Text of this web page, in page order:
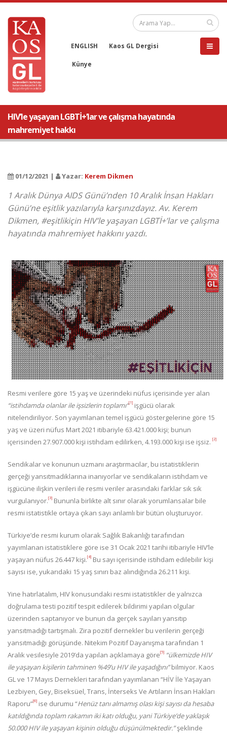
ENGLISH Kaos GL Dergisi
Künye
HIV’le yaşayan LGBTİ+’lar ve çalışma hayatında
mahremiyet hakkı
01/12/2021 | Yazar: Kerem Dikmen
1 Aralık Dünya AIDS Günü’nden 10 Aralık İnsan Hakları
Günü’ne eşitlik yazılarıyla karşınızdayız. Av. Kerem
Dikmen, #eşitlikiçin HIV’le yaşayan LGBTİ+’lar ve çalışma
hayatında mahremiyet hakkını yazdı.
Resmi verilere göre 15 yaş ve üzerindeki nüfus içerisinde yer alan
“istihdamda olanlar ile işsizlerin toplamı“[1] işgücü olarak
nitelendiriliyor. Son yayımlanan temel işgücü göstergelerine göre 15
yaş ve üzeri nüfus Mart 2021 itibariyle 63.421.000 kişi; bunun
içerisinden 27.907.000 kişi istihdam edilirken, 4.193.000 kişi ise işsiz. [2]
Sendikalar ve konunun uzmanı araştırmacılar, bu istatistiklerin
gerçeği yansıtmadıklarına inanıyorlar ve sendikaların istihdam ve
işgücüne ilişkin verileri ile resmi veriler arasındaki farklar sık sık
vurgulanıyor.[3] Bununla birlikte alt sınır olarak yorumlansalar bile
resmi istatistikle ortaya çıkan sayı anlamlı bir bütün oluşturuyor.
Türkiye’de resmi kurum olarak Sağlık Bakanlığı tarafından
yayımlanan istatistiklere göre ise 31 Ocak 2021 tarihi itibariyle HIV’le
yaşayan nüfus 26.447 kişi.[4] Bu sayı içerisinde istihdam edilebilir kişi
sayısı ise, yukarıdaki 15 yaş sınırı baz alındığında 26.211 kişi.
Yine hatırlatalım, HIV konusundaki resmi istatistikler de yalnızca
doğrulama testi pozitif tespit edilerek bildirimi yapılan olgular
üzerinden saptanıyor ve bunun da gerçek sayıları yansıtıp
yansıtmadığı tartışmalı. Zira pozitif dernekler bu verilerin gerçeği
yansıtmadığı görüşünde. Nitekim Pozitif Dayanışma tarafından 1
Aralık vesilesiyle 2019’da yapılan açıklamaya göre[5] “ülkemizde HIV
ile yaşayan kişilerin tahminen %49’u HIV ile yaşadığını”bilmiyor. Kaos
GL ve 17 Mayıs Dernekleri tarafından yayımlanan “HİV İle Yaşayan
Lezbiyen, Gey, Biseksüel, Trans, İnterseks Ve Artıların İnsan Hakları
Raporu”[6] ise durumu “Henüz tanı almamış olası kişi sayısı da hesaba
katıldığında toplam rakamın iki katı olduğu, yani Türkiye’de yaklaşık
50.000 HIV ile yaşayan kişinin olduğu düşünülmektedir.”şeklinde